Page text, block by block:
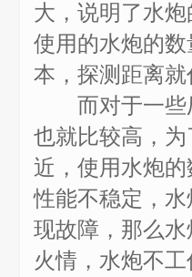
大，说明了水
使用的水炮的
本，探测距离
而对于一些厂
也就比较高，
近，使用水炮
性能不稳定，
现故障，那么
火情，水炮不